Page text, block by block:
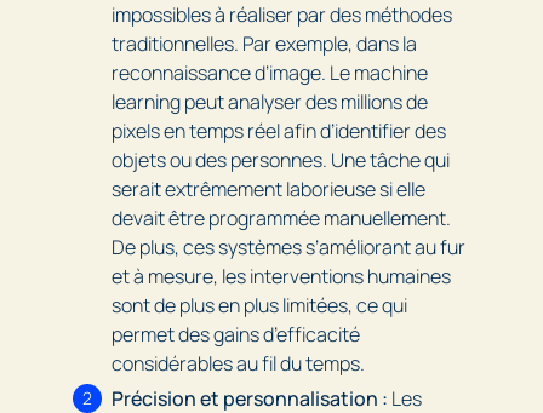
impossibles à réaliser par des méthodes
traditionnelles. Par exemple, dans la
reconnaissance d’image. Le machine
learning peut analyser des millions de
pixels en temps réel afin d’identifier des
objets ou des personnes. Une tâche qui
serait extrêmement laborieuse si elle
devait être programmée manuellement.
De plus, ces systèmes s’améliorant au fur
et à mesure, les interventions humaines
sont de plus en plus limitées, ce qui
permet des gains d’efficacité
considérables au fil du temps.
Précision et personnalisation : Les